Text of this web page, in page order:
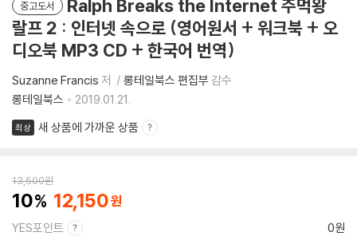
중고도서
Ralph Breaks the Internet 주먹왕
랄프 2 : 인터넷 속으로 (영어원서 + 워크북 + 오
디오북 MP3 CD + 한국어 번역)
Suzanne Francis 저 롱테일북스 편집부 감수
롱테일북스
2019.01.21.
최상 새 상품에 가까운 상품
13,500원
10 12,150
YES포인트 0원